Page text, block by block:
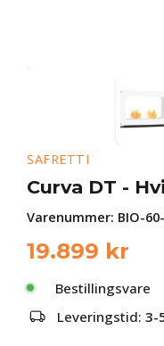
SAFRETTI
Curva DT -
Varenummer: BIO-
19.899 kr
Bestillingsvare
Leveringstid: 3-